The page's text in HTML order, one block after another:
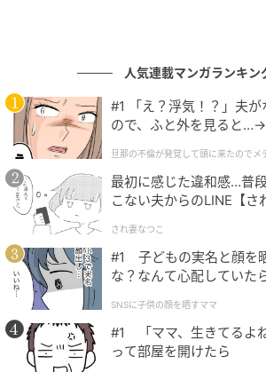
ててしまうことがあるようです。も
ほしいとか、待っていないで聞いてほ
しく指摘されることがあるかもしれ
たら、考えていることがあるのであ
ことをやってもいい？」と、言葉に
もしれません。
3. 動物の顔に見えた人は「自分
し付けすぎた時」
図形が動物の顔に見えた人は、自分
けすぎた時に、同僚を怒らせてしま
ん。あなたは、仕事に対して熱い想
人気連載マンガランキン
#1 「え？浮気！？」夫
ので、ふと外を見ると…→
クチャにしてやった
旦那の不倫が発覚して頭に来たのでメ
最初に感じた違和感…普
こない夫からのLINE【さ
され妻なつこ
#1 子どもの実名と顔を
な？なんて心配していたら
SNSに子供の顔を晒すママ
#1 「ママ、生きてるよ
って部屋を開けたら